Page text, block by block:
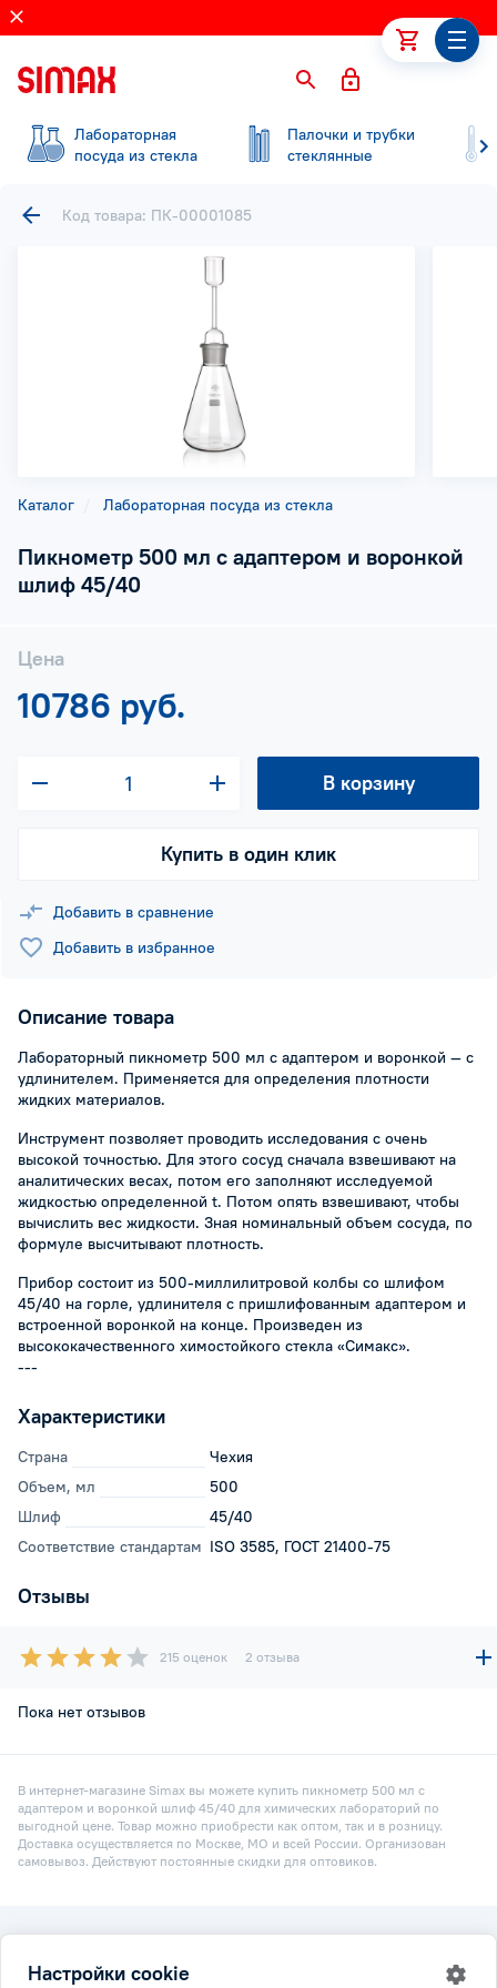
Лабораторная
посуда из стекла
Палочки и трубки
стеклянные
Каталог Лабораторная посуда из стекла
Пикнометр 500 мл с адаптером и воронкой
шлиф 45/40
Цена
10786 руб.
В корзину
Купить в один клик
Добавить в сравнение
Добавить в избранное
Описание товара
Лабораторный пикнометр 500 мл с адаптером и воронкой — с
удлинителем. Применяется для определения плотности
жидких материалов.
Инструмент позволяет проводить исследования с очень
высокой точностью. Для этого сосуд сначала взвешивают на
аналитических весах, потом его заполняют исследуемой
жидкостью определенной t. Потом опять взвешивают, чтобы
вычислить вес жидкости. Зная номинальный объем сосуда, по
формуле высчитывают плотность.
Прибор состоит из 500-миллилитровой колбы со шлифом
45/40 на горле, удлинителя с пришлифованным адаптером и
встроенной воронкой на конце. Произведен из
высококачественного химостойкого стекла «Симакс».
---
Характеристики
Страна
Чехия
Объем, мл
500
Шлиф
45/40
Соответствие стандартам ISO 3585, ГОСТ 21400-75
Отзывы
215 оценок 2 отзыва
Пока нет отзывов
Код товара: ПК-00001085
В интернет-магазине Simax вы можете купить пикнометр 500 мл с
адаптером и воронкой шлиф 45/40 для химических лабораторий по
выгодной цене. Товар можно приобрести как оптом, так и в розницу.
Доставка осуществляется по Москве, МО и всей России. Организован
самовывоз. Действуют постоянные скидки для оптовиков.
Все права защищены.
Настройки cookie